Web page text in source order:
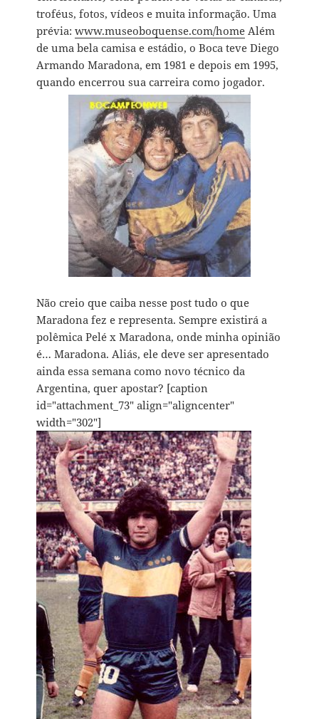
troféus, fotos, vídeos e muita informação. Uma
prévia:www.museoboquense.com/home Além
de uma bela camisa e estádio, o Boca teve Diego
Armando Maradona, em 1981 e depois em 1995,
quando encerrou sua carreira como jogador.
Não creio que caiba nesse post tudo o que
Maradona fez e representa. Sempre existirá a
polêmica Pelé x Maradona, onde minha opinião
é… Maradona. Aliás, ele deve ser apresentado
ainda essa semana como novo técnico da
Argentina, quer apostar? [caption
id="attachment_73" align="aligncenter"
width="302"]